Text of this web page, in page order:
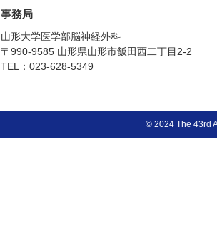
事務局
山形大学医学部脳神経外科
〒990-9585 山形県山形市飯田西二丁目2-2
TEL：023-628-5349
© 2024 The 43rd